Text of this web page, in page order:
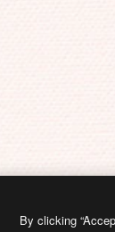
By clicking